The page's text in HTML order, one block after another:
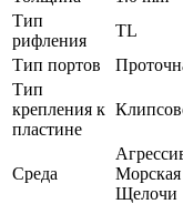
Тип
рифления
TL
Тип портов
Тип
крепления к
пластине
Среда
Щелочи